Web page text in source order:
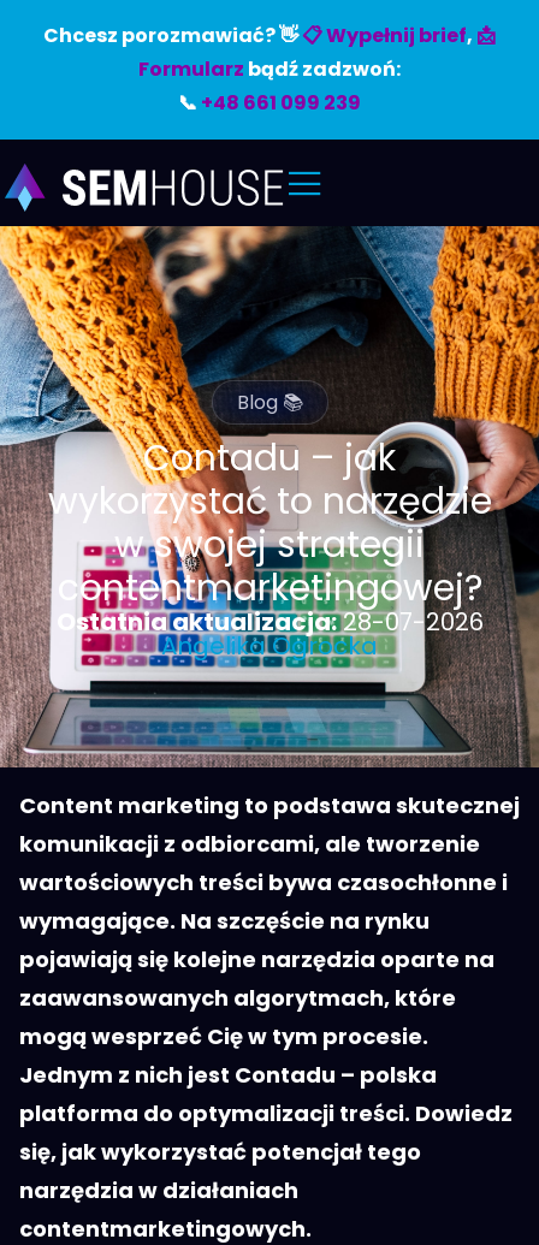
Chcesz porozmawiać? 👋📋 Wypełnij brief, 📩
Formularz bądź zadzwoń:
📞 +48 661 099 239
Blog 📚
Contadu – jak
wykorzystać to narzędzie
w swojej strategii
contentmarketingowej?
Ostatnia aktualizacja:28-07-2026
Angelika Ogrocka
Content marketing to podstawa skutecznej
komunikacji z odbiorcami, ale tworzenie
wartościowych treści bywa czasochłonne i
wymagające. Na szczęście na rynku
pojawiają się kolejne narzędzia oparte na
zaawansowanych algorytmach, które
mogą wesprzeć Cię w tym procesie.
Jednym z nich jest Contadu – polska
platforma do optymalizacji treści. Dowiedz
się, jak wykorzystać potencjał tego
narzędzia w działaniach
contentmarketingowych.